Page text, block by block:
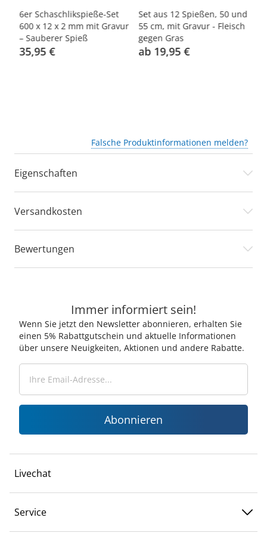
6er Schaschlikspieße-Set
600 x 12 x 2 mm mit Gravur
– Sauberer Spieß
35,95 €
Set aus 12 Spießen, 50 und
55 cm, mit Gravur - Fleisch
gegen Gras
ab 19,95 €
Falsche Produktinformationen melden?
Eigenschaften
Versandkosten
Bewertungen
Immer informiert sein!
Wenn Sie jetzt den Newsletter abonnieren, erhalten Sie
einen 5% Rabattgutschein und aktuelle Informationen
über unsere Neuigkeiten, Aktionen und andere Rabatte.
Abonnieren
Livechat
Service